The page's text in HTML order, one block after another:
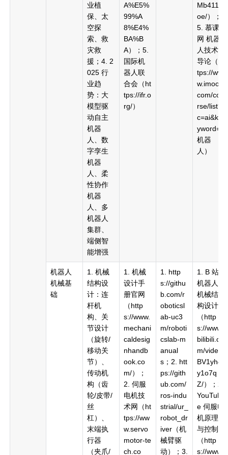
业植
保、太
空探
索、救
灾救
援；4. 2
025 行
业趋
势：大
模型驱
动自主
机器
人、数
字孪生
机器
人、柔
性协作
机器
人、多
机器人
集群、
端侧智
能增强
A%E5%
99%A
8%E4%
BA%B
A）；5.
国际机
器人联
合会（ht
tps://ifr.o
rg/）
Mb411i7
oe/）；
5. 慕课
网 机器
人技术
导论（ht
tps://ww
w.imooc.
com/cou
rse/list?
c=ai&ke
yword=
机器
人）
机器人
机械基
础
1. 机械
结构设
计：连
杆机
构、关
节设计
（旋转/
移动关
节）、
传动机
构（齿
轮/皮带/
丝
杠）、
末端执
行器
（夹爪/
1. 机械
设计手
册官网
（http
s://www.
mechani
caldesig
nhandb
ook.co
m/）；
2. 伺服
电机技
术网（ht
tps://ww
w.servo
motor-te
ch.co
1. http
s://githu
b.com/r
oboticsl
ab-uc3
m/roboti
cslab-m
anual
s；2. htt
ps://gith
ub.com/
ros-indu
strial/ur_
robot_dr
iver（机
械臂驱
动）；3.
1. B 站
机器人
机械结
构设计
（http
s://www.
bilibili.co
m/video/
BV1yh4
y1o7q
Z/）；2.
YouTub
e 伺服电
机原理
与控制
（http
s://www.